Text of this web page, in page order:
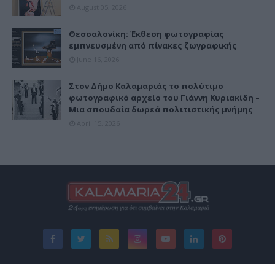
Θεσσαλονίκη: Έκθεση φωτογραφίας
εμπνευσμένη από πίνακες ζωγραφικής
Στον Δήμο Καλαμαριάς το πολύτιμο
φωτογραφικό αρχείο του Γιάννη Κυριακίδη –
Μια σπουδαία δωρεά πολιτιστικής μνήμης